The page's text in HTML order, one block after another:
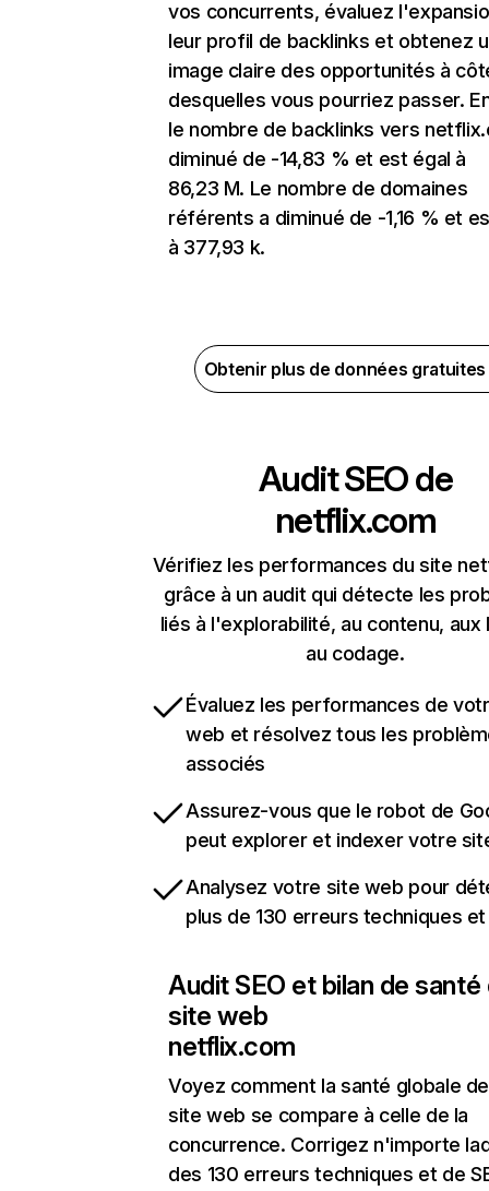
vos concurrents, évaluez
leur profil de backlinks et obtenez
image claire des opportunités à
desquelles vous pourriez passer.
le nombre de backlinks vers
diminué de -14,83 % et est égal à
86,23 M. Le nombre de domaines
référents a diminué de -1,16 % et
à 377,93 k.
Obtenir plus de données
Audit SEO de
netflix.com
Vérifiez les performances du site
grâce à un audit qui détecte les
liés à l'explorabilité, au contenu, aux
au codage.
Évaluez les performances de
web et résolvez tous les
associés
Assurez-vous que le robot de
peut explorer et indexer votre
Analysez votre site web pour
plus de 130 erreurs techniques et
Audit SEO et bilan de santé
site web
netflix.com
Voyez comment la santé globale
site web se compare à celle de la
concurrence. Corrigez n'importe
des 130 erreurs techniques et de